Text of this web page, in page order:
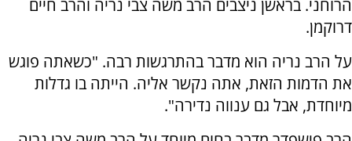
הרוחני. בראשן ניצבים הרב משה צבי נריה והרב חיים
דרוקמן.
על הרב נריה הוא מדבר בהתרגשות רבה. "כשאתה פוגש
את הדמות הזאת, אתה נקשר אליה. הייתה בו גדלות
מיוחדת, אבל גם ענווה נדירה".